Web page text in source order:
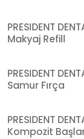
PRESIDENT
Makyaj Refill
PRESIDENT
Samur Fırça
PRESIDENT
Kompozit